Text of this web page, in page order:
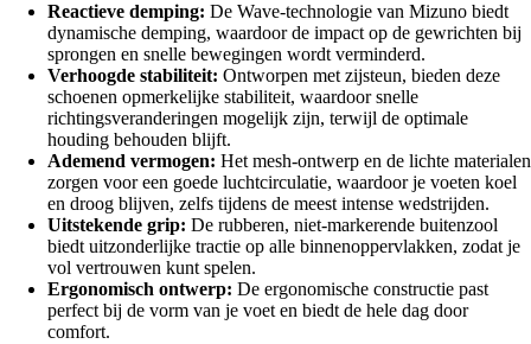
Reactieve demping: De Wave-technologie van Mizuno biedt
dynamische demping, waardoor de impact op de gewrichten bij
sprongen en snelle bewegingen wordt verminderd.
Verhoogde stabiliteit: Ontworpen met zijsteun, bieden deze
schoenen opmerkelijke stabiliteit, waardoor snelle
richtingsveranderingen mogelijk zijn, terwijl de optimale
houding behouden blijft.
Ademend vermogen: Het mesh-ontwerp en de lichte materialen
zorgen voor een goede luchtcirculatie, waardoor je voeten koel
en droog blijven, zelfs tijdens de meest intense wedstrijden.
Uitstekende grip: De rubberen, niet-markerende buitenzool
biedt uitzonderlijke tractie op alle binnenoppervlakken, zodat je
vol vertrouwen kunt spelen.
Ergonomisch ontwerp: De ergonomische constructie past
perfect bij de vorm van je voet en biedt de hele dag door
comfort.